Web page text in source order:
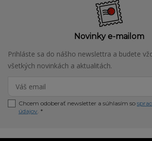
Novinky e-mailom
Prihláste sa do nášho newslettra a budete
všetkých novinkách a aktualitách.
Chcem odoberať newsletter a súhlasím so
údajov. *